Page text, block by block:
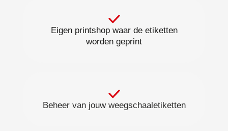
Eigen printshop waar de etiketten
worden geprint
Beheer van jouw weegschaaletiketten